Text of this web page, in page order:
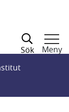
Sök
Meny